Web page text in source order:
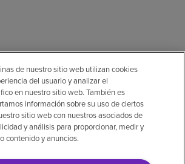
de nuestro sitio web utilizan cookies
del usuario y analizar el
en nuestro sitio web. También es
información sobre su uso de ciertos
sitio web con nuestros asociados de
y análisis para proporcionar, medir y
contenido y anuncios.